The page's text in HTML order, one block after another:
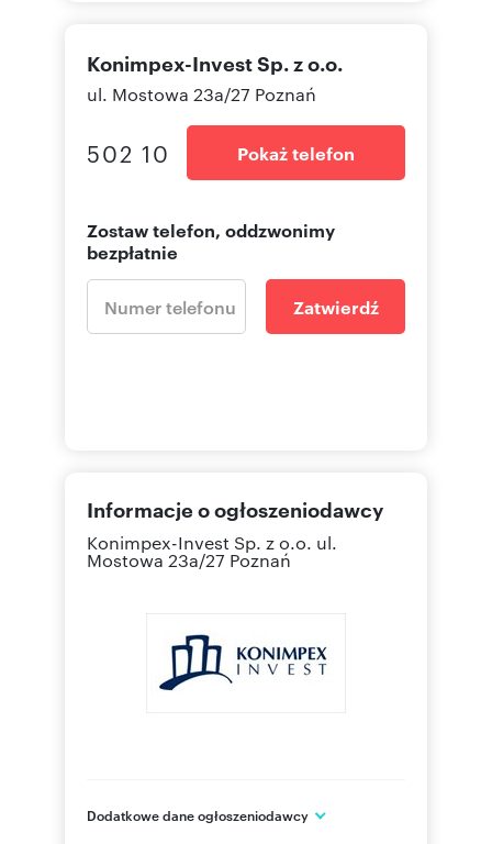
Konimpex-Invest Sp. z o.o.
ul. Mostowa 23a/27 Poznań
502 10 Pokaż telefon
Zostaw telefon, oddzwonimy
bezpłatnie
Zatwierdź
Informacje o ogłoszeniodawcy
Konimpex-Invest Sp. z o.o. ul.
Mostowa 23a/27 Poznań
Dodatkowe dane ogłoszeniodawcy